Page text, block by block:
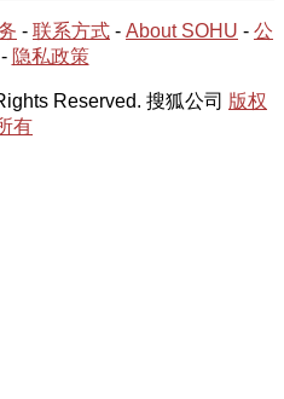
- 联系方式 - About SOHU - 公
- 隐私政策
Reserved. 搜狐公司 版权
有